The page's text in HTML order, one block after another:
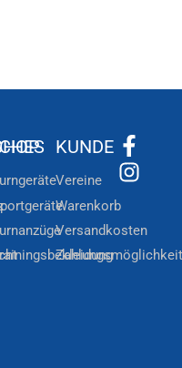
KUNDE
Vereine
Warenkorb
Versandkosten